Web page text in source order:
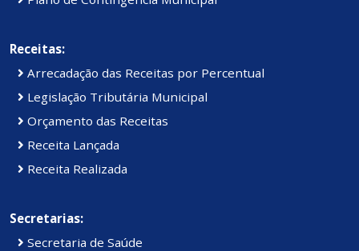
Receitas:
Arrecadação das Receitas por Percentual
Legislação Tributária Municipal
Orçamento das Receitas
Receita Lançada
Receita Realizada
Secretarias:
Secretaria de Saúde